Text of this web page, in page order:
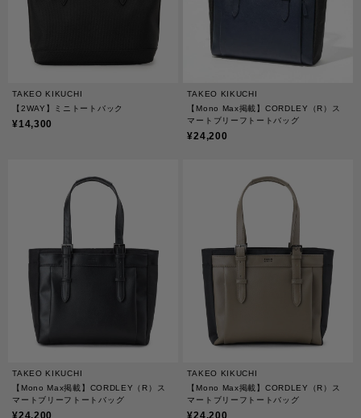
TAKEO KIKUCHI
【2WAY】ミニトートバック
¥14,300
TAKEO KIKUCHI
【Mono Max掲載】CORDLEY（R）ス
マートブリーフトートバッグ
¥24,200
TAKEO KIKUCHI
【Mono Max掲載】CORDLEY（R）ス
マートブリーフトートバッグ
¥24,200
TAKEO KIKUCHI
【Mono Max掲載】CORDLEY（R）ス
マートブリーフトートバッグ
¥24,200